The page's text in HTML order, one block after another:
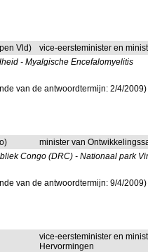
Vld)
vice-eersteminister en
- Myalgische Encefalomyelitis
van de antwoordtermijn: 2/4/2009)
minister van
Congo (DRC) - Nationaal park
van de antwoordtermijn: 9/4/2009)
vice-eersteminister en
Hervormingen